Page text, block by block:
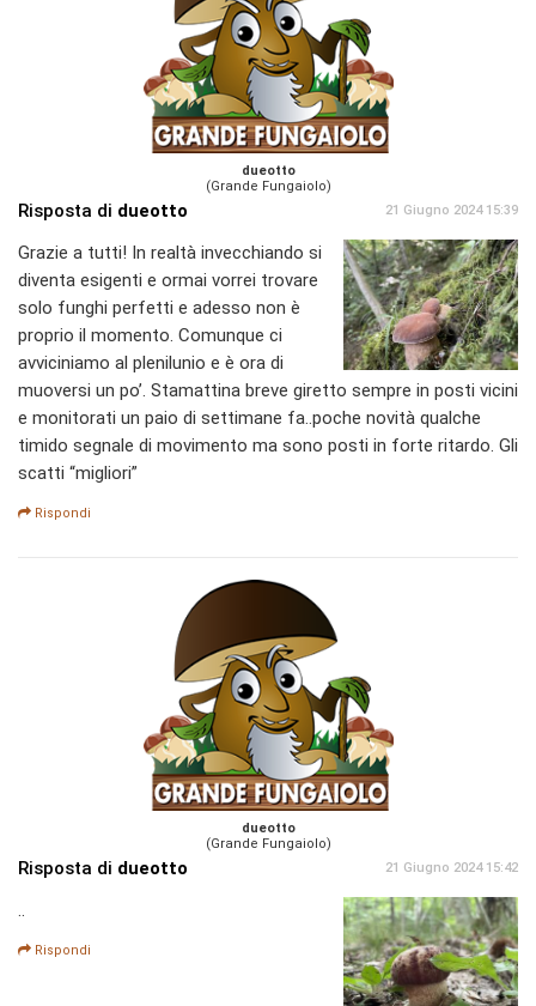
dueotto
(Grande Fungaiolo)
Risposta di dueotto 21 Giugno 2024 15:39
Grazie a tutti! In realtà invecchiando si
diventa esigenti e ormai vorrei trovare
solo funghi perfetti e adesso non è
proprio il momento. Comunque ci
avviciniamo al plenilunio e è ora di
muoversi un po’. Stamattina breve giretto sempre in posti vicini
e monitorati un paio di settimane fa..poche novità qualche
timido segnale di movimento ma sono posti in forte ritardo. Gli
scatti “migliori”
Rispondi
dueotto
(Grande Fungaiolo)
Risposta di dueotto 21 Giugno 2024 15:42
..
Rispondi